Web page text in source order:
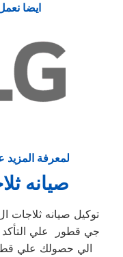
ايضا
لمعرفة المزيد
صيانه
توكيل صيانه
جي قطور علي
الي حصولك علي قطع